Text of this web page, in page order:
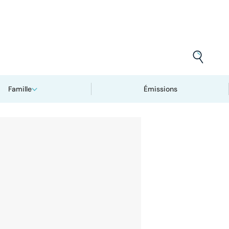
Famille Émissions